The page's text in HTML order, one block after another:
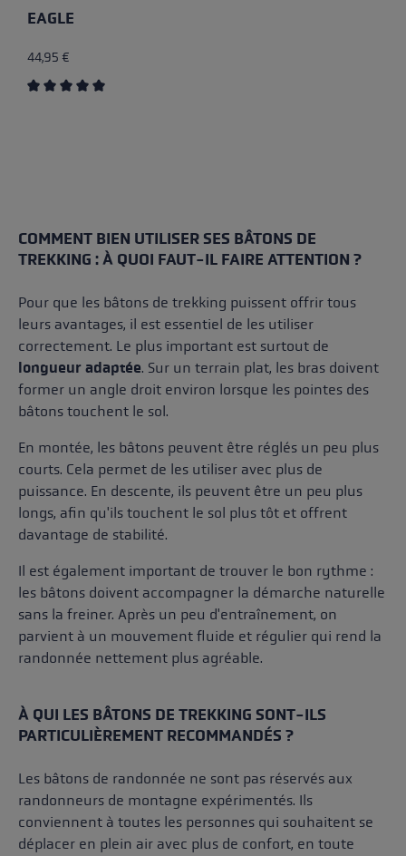
EAGLE
44,95 €
COMMENT BIEN UTILISER SES BÂTONS DE
TREKKING : À QUOI FAUT-IL FAIRE ATTENTION ?
Pour que les bâtons de trekking puissent offrir tous
leurs avantages, il est essentiel de les utiliser
correctement. Le plus important est surtout de
longueur adaptée. Sur un terrain plat, les bras doivent
former un angle droit environ lorsque les pointes des
bâtons touchent le sol.
En montée, les bâtons peuvent être réglés un peu plus
courts. Cela permet de les utiliser avec plus de
puissance. En descente, ils peuvent être un peu plus
longs, afin qu'ils touchent le sol plus tôt et offrent
davantage de stabilité.
Il est également important de trouver le bon rythme :
les bâtons doivent accompagner la démarche naturelle
sans la freiner. Après un peu d'entraînement, on
parvient à un mouvement fluide et régulier qui rend la
randonnée nettement plus agréable.
À QUI LES BÂTONS DE TREKKING SONT-ILS
PARTICULIÈREMENT RECOMMANDÉS ?
Les bâtons de randonnée ne sont pas réservés aux
randonneurs de montagne expérimentés. Ils
conviennent à toutes les personnes qui souhaitent se
déplacer en plein air avec plus de confort, en toute